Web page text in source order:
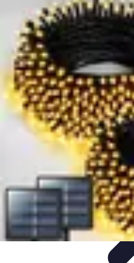
Disfraces Halloween
Listas y ConsejosGuías y
TutorialesTendenciasComparativos
Disfraces Halloween